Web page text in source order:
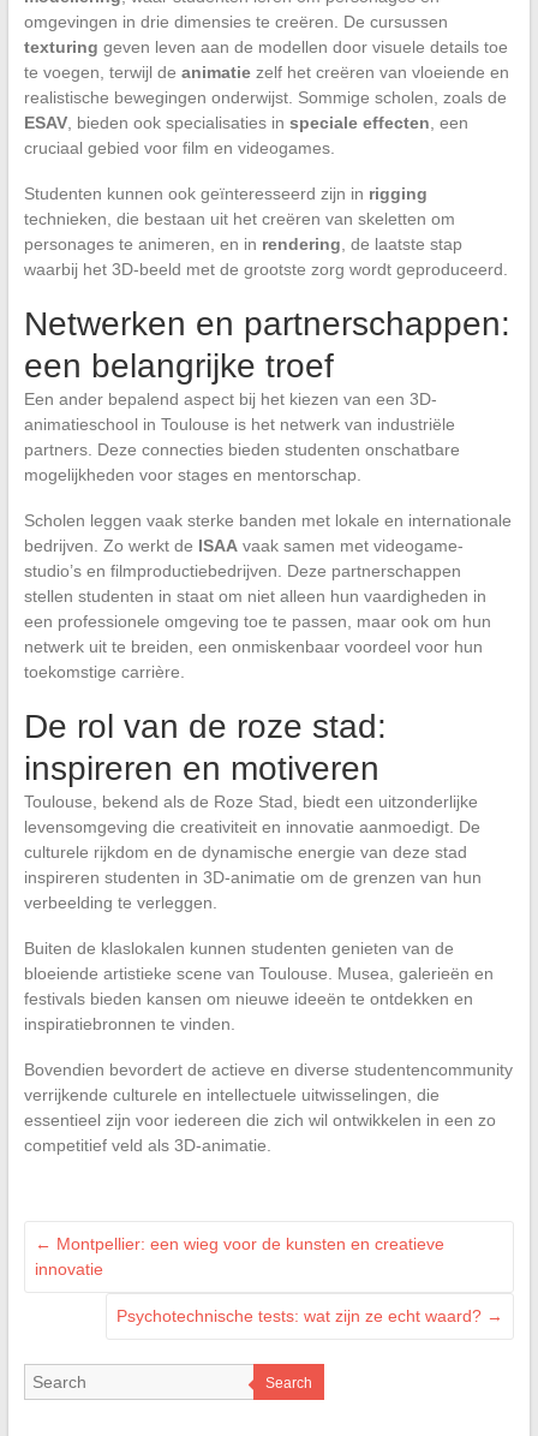
omgevingen in drie dimensies te creëren. De cursussen
texturing geven leven aan de modellen door visuele details toe
te voegen, terwijl de animatiezelf het creëren van vloeiende en
realistische bewegingen onderwijst. Sommige scholen, zoals de
ESAV, bieden ook specialisaties in speciale effecten , een
cruciaal gebied voor film en videogames.
Studenten kunnen ook geïnteresseerd zijn in rigging
technieken, die bestaan uit het creëren van skeletten om
personages te animeren, en in rendering , de laatste stap
waarbij het 3D-beeld met de grootste zorg wordt geproduceerd.
Netwerken en partnerschappen:
een belangrijke troef
Een ander bepalend aspect bij het kiezen van een 3D-
animatieschool in Toulouse is het netwerk van industriële
partners. Deze connecties bieden studenten onschatbare
mogelijkheden voor stages en mentorschap.
Scholen leggen vaak sterke banden met lokale en internationale
bedrijven. Zo werkt de ISAAvaak samen met videogame-
studio’s en filmproductiebedrijven. Deze partnerschappen
stellen studenten in staat om niet alleen hun vaardigheden in
een professionele omgeving toe te passen, maar ook om hun
netwerk uit te breiden, een onmiskenbaar voordeel voor hun
toekomstige carrière.
De rol van de roze stad:
inspireren en motiveren
Toulouse, bekend als de Roze Stad, biedt een uitzonderlijke
levensomgeving die creativiteit en innovatie aanmoedigt. De
culturele rijkdom en de dynamische energie van deze stad
inspireren studenten in 3D-animatie om de grenzen van hun
verbeelding te verleggen.
Buiten de klaslokalen kunnen studenten genieten van de
bloeiende artistieke scene van Toulouse. Musea, galerieën en
festivals bieden kansen om nieuwe ideeën te ontdekken en
inspiratiebronnen te vinden.
Bovendien bevordert de actieve en diverse studentencommunity
verrijkende culturele en intellectuele uitwisselingen, die
essentieel zijn voor iedereen die zich wil ontwikkelen in een zo
competitief veld als 3D-animatie.
← Montpellier: een wieg voor de kunsten en creatieve
innovatie
Psychotechnische tests: wat zijn ze echt waard? →
Search